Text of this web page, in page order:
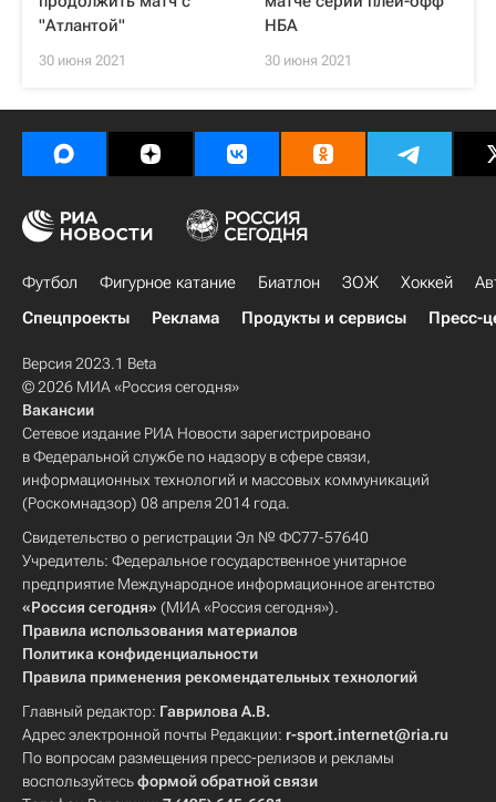
"Атлантой"
30 июня 2021
НБА
30 июня 2021
Футбол Фигурное катание Биатлон ЗОЖ Хоккей
Спецпроекты
Реклама Продукты и сервисы Пресс-
Версия 2023.1 Beta
© 2026 МИА «Россия сегодня»
Вакансии
Сетевое издание РИА Новости зарегистрировано
в Федеральной службе по надзору в сфере связи,
информационных технологий и массовых коммуникаций
(Роскомнадзор) 08 апреля 2014 года.
Свидетельство о регистрации Эл № ФС77-57640
Учредитель: Федеральное государственное унитарное
предприятие Международное информационное агентство
«Россия сегодня» (МИА «Россия сегодня»).
Правила использования материалов
Политика конфиденциальности
Правила применения рекомендательных технологий
Главный редактор: Гаврилова А.В.
Адрес электронной почты Редакции: r-sport.internet@ria.ru
По вопросам размещения пресс-релизов и рекламы
воспользуйтесьформой обратной связи